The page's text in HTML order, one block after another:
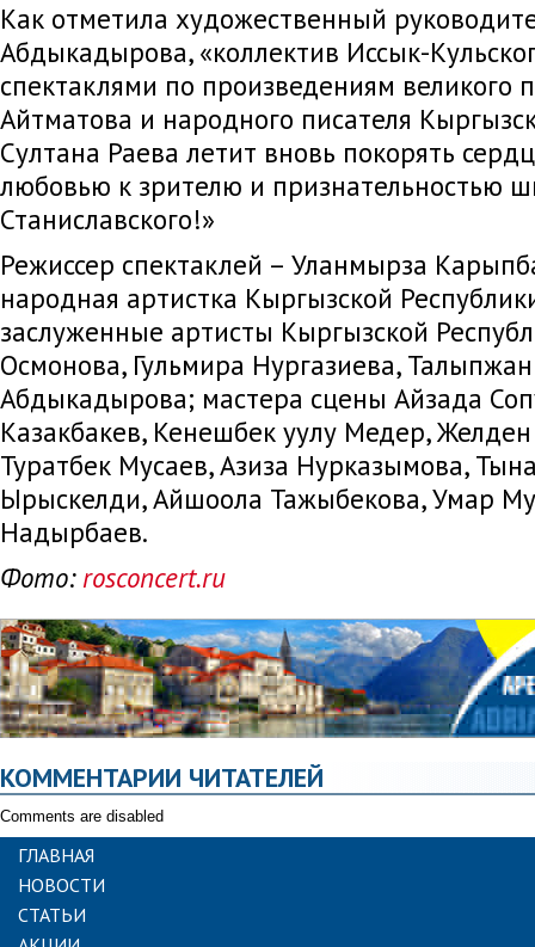
Как отметила художественный
Абдыкадырова, «коллектив Иссык-
спектаклями по произведениям великого
Айтматова и народного писателя
Султана Раева летит вновь покорять
любовью к зрителю и признательностью
Станиславского!»
Режиссер спектаклей – Уланмырза
народная артистка Кыргызской
заслуженные артисты Кыргызской
Осмонова, Гульмира Нургазиева,
Абдыкадырова; мастера сцены Айзада
Казакбакев, Кенешбек уулу Медер, Желден
Туратбек Мусаев, Азиза Нурказымова,
Ырыскелди, Айшоола Тажыбекова, Умар
Надырбаев.
Фото: rosconcert.ru
КОММЕНТАРИИ ЧИТАТЕЛЕЙ
Comments are disabled
ГЛАВНАЯ
НОВОСТИ
СТАТЬИ